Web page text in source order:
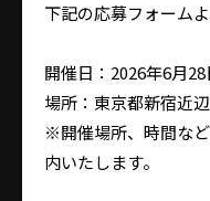
下記の応募フォーム
開催日：2026年6月
場所：東京都新宿近辺
※開催場所、時間な
内いたします。